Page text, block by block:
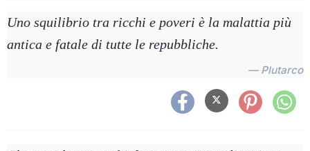
Uno squilibrio tra ricchi e poveri è la malattia più
antica e fatale di tutte le repubbliche.
— Plutarco